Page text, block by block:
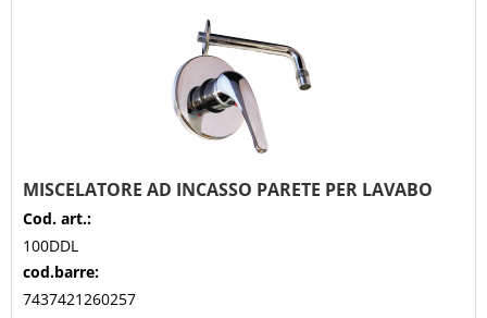
MISCELATORE AD INCASSO PARETE PER LAVABO
Cod. art.:
100DDL
cod.barre:
7437421260257